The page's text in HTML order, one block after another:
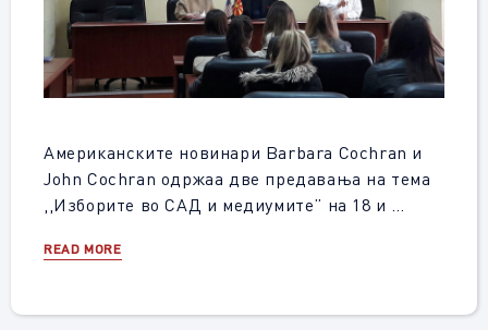
Американските новинари Barbara Cochran и
John Cochran одржаа две предавања на тема
,,Изборите во САД и медиумите” на 18 и …
READ MORE